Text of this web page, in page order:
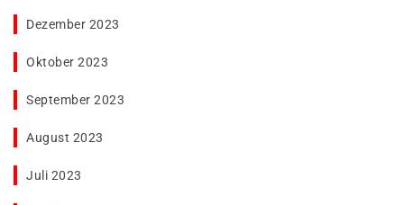
Dezember 2023
Oktober 2023
September 2023
August 2023
Juli 2023